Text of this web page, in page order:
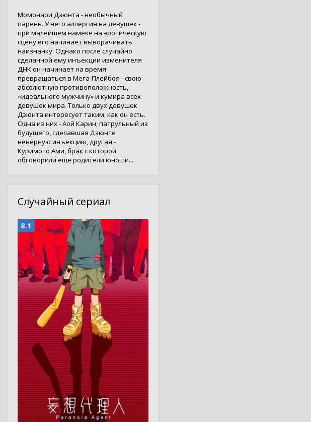
Момонари Дзюнта - необычный
парень. У него аллергия на девушек -
при малейшем намеке на эротическую
сцену его начинает выворачивать
наизнанку. Однако после случайно
сделанной ему инъекции изменителя
ДНК он начинает на время
превращаться в Мега-Плейбоя - свою
абсолютную противоположность,
«идеального мужчину» и кумира всех
девушек мира. Только двух девушек
Дзюнта интересует таким, как он есть.
Одна из них - Аой Карин, патрульный из
будущего, сделавшая Дзюнте
неверную инъекцию, другая -
Куримото Ами, брак с которой
обговорили еще родители юноши...
Случайный сериал
8.1